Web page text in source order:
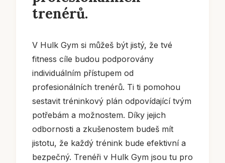
trenérů.
V Hulk Gym si můžeš být jistý, že tvé
fitness cíle budou podporovány
individuálním přístupem od
profesionálních trenérů. Ti ti pomohou
sestavit tréninkový plán odpovídající tvým
potřebám a možnostem. Díky jejich
odbornosti a zkušenostem budeš mít
jistotu, že každý trénink bude efektivní a
bezpečný. Trenéři v Hulk Gym jsou tu pro